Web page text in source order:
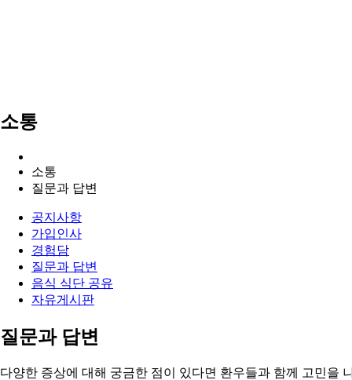
소통
소통
질문과 답변
공지사항
가입인사
경험담
질문과 답변
음식 식단 공유
자유게시판
질문과 답변
다양한 증상에 대해 궁금한 점이 있다면 환우들과 함께 고민을